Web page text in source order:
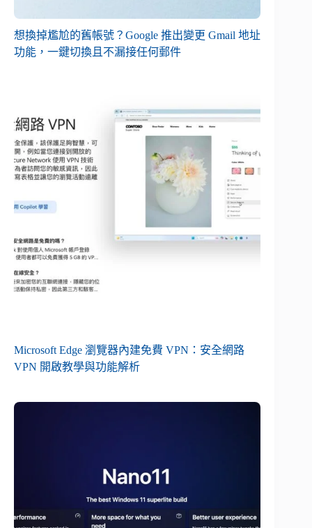
想換掉尷尬的舊帳號？Google 推出變更 Gmail 地址
功能，一鍵切換且不漏接任何郵件
Microsoft Edge 瀏覽器內建免費 VPN：安全網路
VPN 開啟教學與功能解析